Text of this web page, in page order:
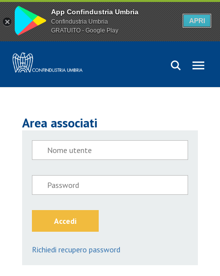
Area associati
Accedi
Richiedi recupero password
App Confindustria Umbria
Confindustria Umbria
GRATUITO - Google Play
APRI